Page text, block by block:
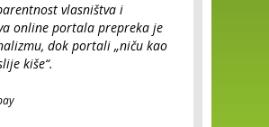
vlasništva i
online portala prepreka je
dok portali „niču kao
kiše“.